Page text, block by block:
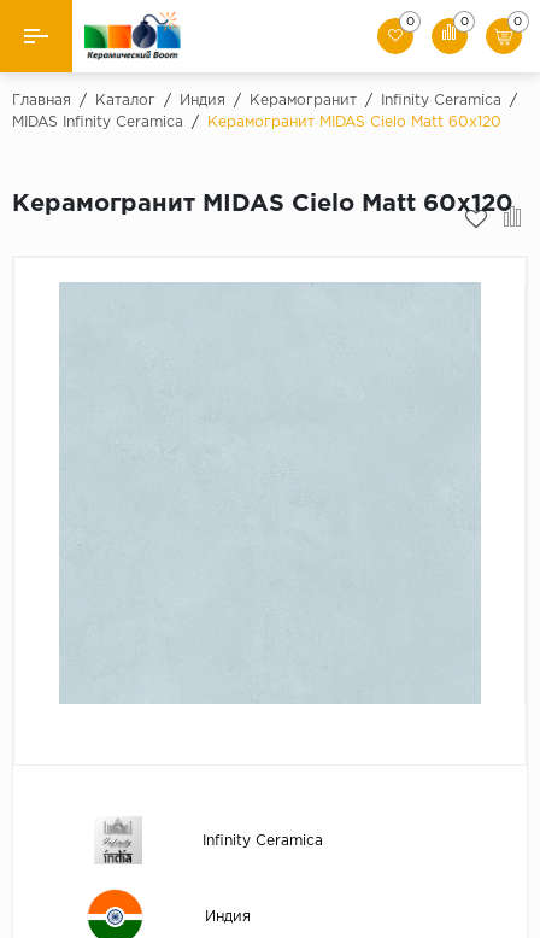
Назад
Керамическая плитка
0 0 0
Главная / Каталог / Индия / Керамогранит / Infinity Ceramica
/
MIDAS Infinity Ceramica
/ Керамогранит MIDAS Cielo Matt 60x120
Керамогранит MIDAS Cielo Matt 60x120
Infinity Ceramica
Индия